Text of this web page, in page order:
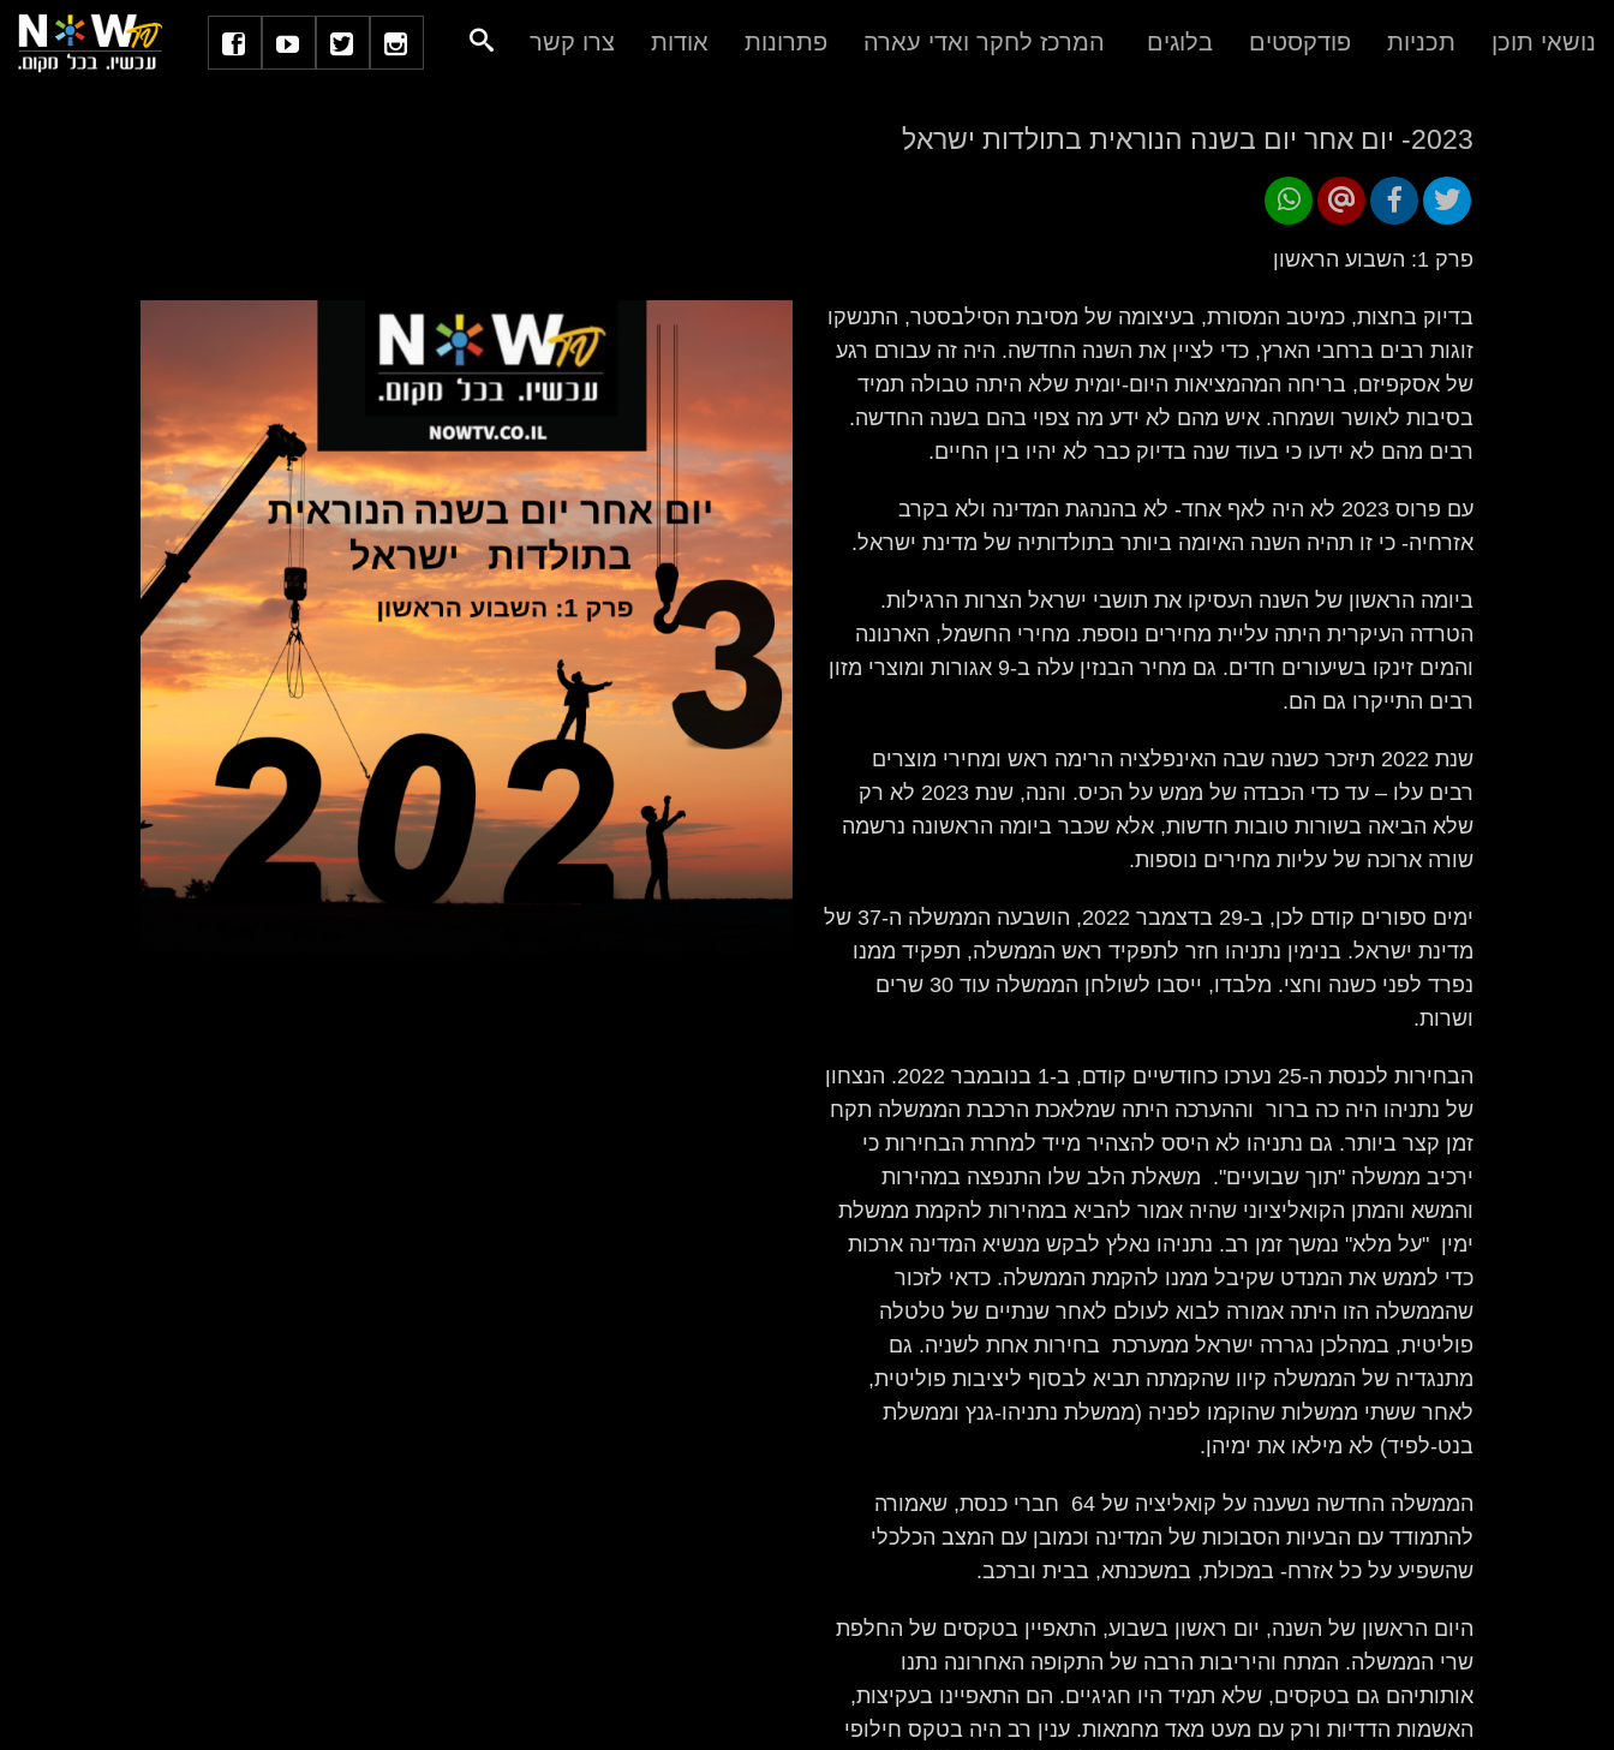
נושאי תוכן תכניות פודקסטים בלוגים המרכז לחקר ואדי עארה פתרונות אודות צרו קשר
2023- יום אחר יום בשנה הנוראית בתולדות ישראל
פרק 1: השבוע הראשון
בדיוק בחצות, כמיטב המסורת, בעיצומה של מסיבת הסילבסטר, התנשקו
זוגות רבים ברחבי הארץ, כדי לציין את השנה החדשה. היה זה עבורם רגע
של אסקפיזם, בריחה המהמציאות היום-יומית שלא היתה טבולה תמיד
בסיבות לאושר ושמחה. איש מהם לא ידע מה צפוי בהם בשנה החדשה.
רבים מהם לא ידעו כי בעוד שנה בדיוק כבר לא יהיו בין החיים.
עם פרוס 2023 לא היה לאף אחד- לא בהנהגת המדינה ולא בקרב
אזרחיה- כי זו תהיה השנה האיומה ביותר בתולדותיה של מדינת ישראל.
ביומה הראשון של השנה העסיקו את תושבי ישראל הצרות הרגילות.
הטרדה העיקרית היתה עליית מחירים נוספת. מחירי החשמל, הארנונה
והמים זינקו בשיעורים חדים. גם מחיר הבנזין עלה ב-9 אגורות ומוצרי מזון
רבים התייקרו גם הם.
שנת 2022 תיזכר כשנה שבה האינפלציה הרימה ראש ומחירי מוצרים
רבים עלו – עד כדי הכבדה של ממש על הכיס. והנה, שנת 2023 לא רק
שלא הביאה בשורות טובות חדשות, אלא שכבר ביומה הראשונה נרשמה
שורה ארוכה של עליות מחירים נוספות.
ימים ספורים קודם לכן, ב-29 בדצמבר 2022, הושבעה הממשלה ה-37 של
מדינת ישראל. בנימין נתניהו חזר לתפקיד ראש הממשלה, תפקיד ממנו
נפרד לפני כשנה וחצי. מלבדו, ייסבו לשולחן הממשלה עוד 30 שרים
ושרות.
הבחירות לכנסת ה-25 נערכו כחודשיים קודם, ב-1 בנובמבר 2022. הנצחון
של נתניהו היה כה ברור וההערכה היתה שמלאכת הרכבת הממשלה תקח
זמן קצר ביותר. גם נתניהו לא היסס להצהיר מייד למחרת הבחירות כי
ירכיב ממשלה "תוך שבועיים". משאלת הלב שלו התנפצה במהירות
והמשא והמתן הקואליציוני שהיה אמור להביא במהירות להקמת ממשלת
ימין "על מלא" נמשך זמן רב. נתניהו נאלץ לבקש מנשיא המדינה ארכות
כדי לממש את המנדט שקיבל ממנו להקמת הממשלה. כדאי לזכור
שהממשלה הזו היתה אמורה לבוא לעולם לאחר שנתיים של טלטלה
פוליטית, במהלכן נגררה ישראל ממערכת בחירות אחת לשניה. גם
מתנגדיה של הממשלה קיוו שהקמתה תביא לבסוף ליציבות פוליטית,
לאחר ששתי ממשלות שהוקמו לפניה (ממשלת נתניהו-גנץ וממשלת
בנט-לפיד) לא מילאו את ימיהן.
הממשלה החדשה נשענה על קואליציה של 64 חברי כנסת, שאמורה
להתמודד עם הבעיות הסבוכות של המדינה וכמובן עם המצב הכלכלי
שהשפיע על כל אזרח- במכולת, במשכנתא, בבית וברכב.
היום הראשון של השנה, יום ראשון בשבוע, התאפיין בטקסים של החלפת
שרי הממשלה. המתח והיריבות הרבה של התקופה האחרונה נתנו
אותותיהם גם בטקסים, שלא תמיד היו חגיגיים. הם התאפיינו בעקיצות,
האשמות הדדיות ורק עם מעט מאד מחמאות. ענין רב היה בטקס חילופי